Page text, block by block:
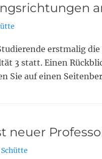
erstmalig
3 statt. Einen
Sie auf einen
neuer